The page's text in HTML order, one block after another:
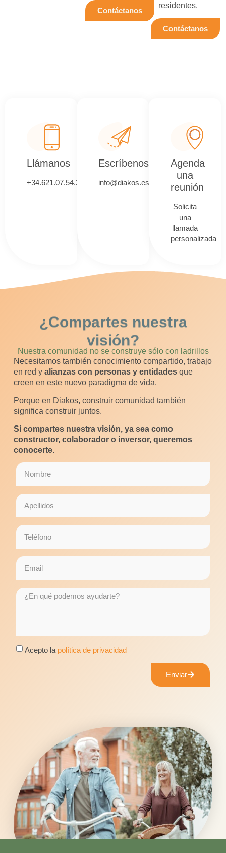
Contáctanos
residentes.
Contáctanos
Llámanos
+34.621.07.54.34
Escríbenos
info@diakos.es
Agenda
una
reunión
Solicita
una
llamada
personalizada
¿Compartes nuestra
visión?
Nuestra comunidad no se construye sólo con ladrillos
Necesitamos también conocimiento compartido, trabajo
en red y alianzas con personas y entidadesque
creen en este nuevo paradigma de vida.
Porque en Diakos, construir comunidad también
significa construir juntos.
Si compartes nuestra visión, ya sea como
constructor, colaborador o inversor, queremos
conocerte.
Acepto la política de privacidad
Enviar